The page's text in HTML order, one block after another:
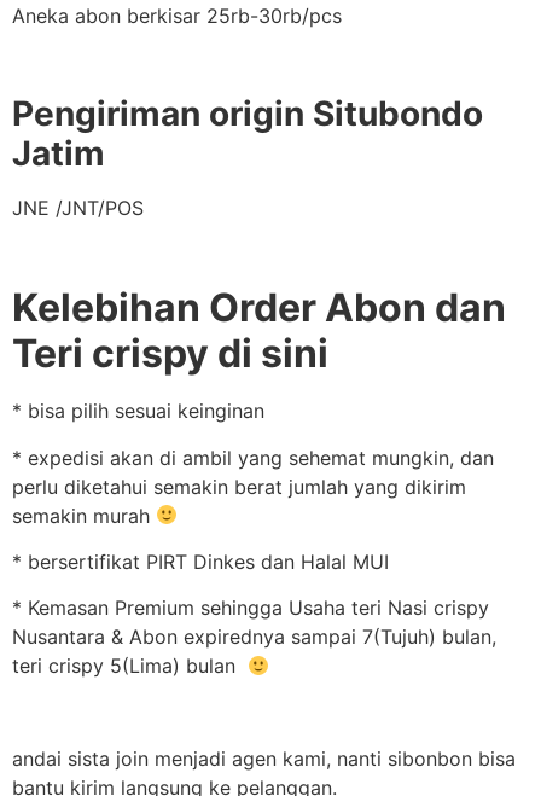
Aneka abon berkisar 25rb-30rb/pcs
Pengiriman origin Situbondo
Jatim
JNE /JNT/POS
Kelebihan Order Abon dan
Teri crispy di sini
* bisa pilih sesuai keinginan
* expedisi akan di ambil yang sehemat mungkin, dan
perlu diketahui semakin berat jumlah yang dikirim
semakin murah
* bersertifikat PIRT Dinkes dan Halal MUI
* Kemasan Premium sehingga Usaha teri Nasi crispy
Nusantara & Abon expirednya sampai 7(Tujuh) bulan,
teri crispy 5(Lima) bulan
andai sista join menjadi agen kami, nanti sibonbon bisa
bantu kirim langsung ke pelanggan.